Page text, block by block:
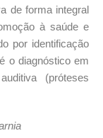
de forma integral
à saúde e
por identificação
o diagnóstico em
(próteses